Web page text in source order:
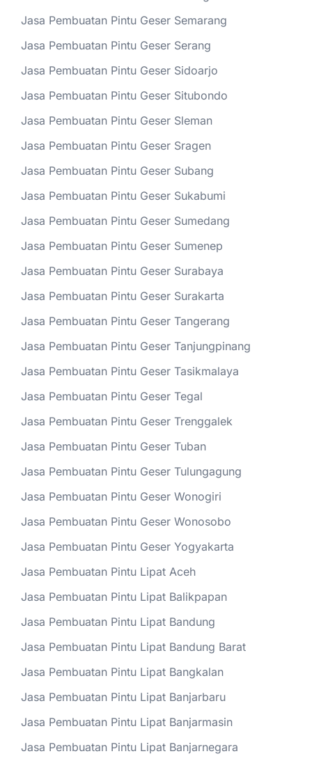
Jasa Pembuatan Pintu Geser Semarang
Jasa Pembuatan Pintu Geser Serang
Jasa Pembuatan Pintu Geser Sidoarjo
Jasa Pembuatan Pintu Geser Situbondo
Jasa Pembuatan Pintu Geser Sleman
Jasa Pembuatan Pintu Geser Sragen
Jasa Pembuatan Pintu Geser Subang
Jasa Pembuatan Pintu Geser Sukabumi
Jasa Pembuatan Pintu Geser Sumedang
Jasa Pembuatan Pintu Geser Sumenep
Jasa Pembuatan Pintu Geser Surabaya
Jasa Pembuatan Pintu Geser Surakarta
Jasa Pembuatan Pintu Geser Tangerang
Jasa Pembuatan Pintu Geser Tanjungpinang
Jasa Pembuatan Pintu Geser Tasikmalaya
Jasa Pembuatan Pintu Geser Tegal
Jasa Pembuatan Pintu Geser Trenggalek
Jasa Pembuatan Pintu Geser Tuban
Jasa Pembuatan Pintu Geser Tulungagung
Jasa Pembuatan Pintu Geser Wonogiri
Jasa Pembuatan Pintu Geser Wonosobo
Jasa Pembuatan Pintu Geser Yogyakarta
Jasa Pembuatan Pintu Lipat Aceh
Jasa Pembuatan Pintu Lipat Balikpapan
Jasa Pembuatan Pintu Lipat Bandung
Jasa Pembuatan Pintu Lipat Bandung Barat
Jasa Pembuatan Pintu Lipat Bangkalan
Jasa Pembuatan Pintu Lipat Banjarbaru
Jasa Pembuatan Pintu Lipat Banjarmasin
Jasa Pembuatan Pintu Lipat Banjarnegara